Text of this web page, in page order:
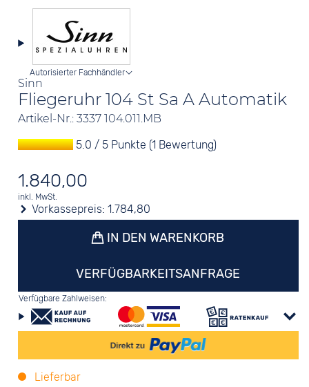
Sinn
Fliegeruhr 104 St Sa A Automatik
Artikel-Nr.: 3337 104.011.MB
Autorisierter Fachhändler
5.0 / 5 Punkte (1 Bewertung)
1.840,00
inkl. MwSt.
Vorkassepreis:1.784,80
IN DEN WARENKORB
VERFÜGBARKEITSANFRAGE
Verfügbare Zahlweisen:
Lieferbar